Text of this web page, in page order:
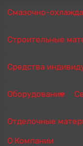
Смазочно-
Строительные
Средства
Оборудование
Отделочные
О Компании